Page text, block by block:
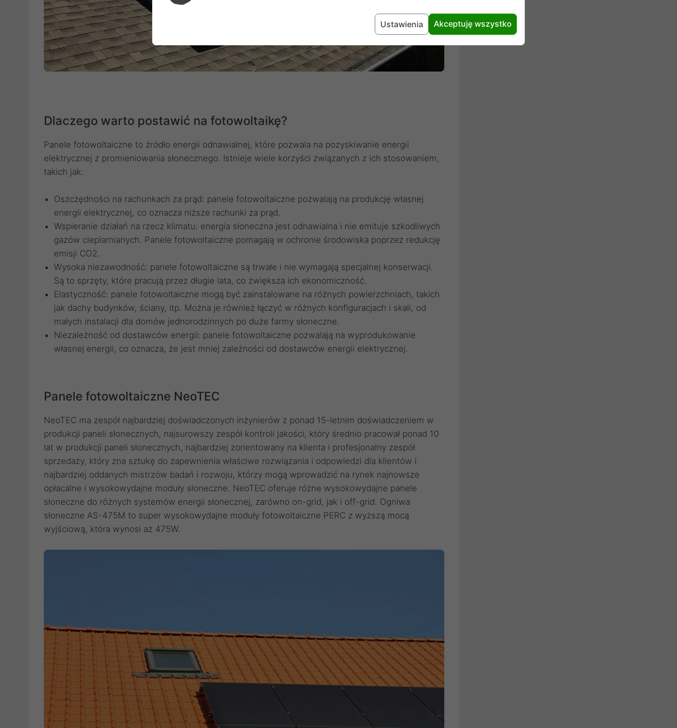
Dlaczego warto postawić na fotowoltaikę?
Panele fotowoltaiczne to źródło energii odnawialnej, które pozwala na pozyskiwanie energii
elektrycznej z promieniowania słonecznego. Istnieje wiele korzyści związanych z ich stosowaniem,
takich jak:
Oszczędności na rachunkach za prąd: panele fotowoltaiczne pozwalają na produkcję własnej
energii elektrycznej, co oznacza niższe rachunki za prąd.
Wspieranie działań na rzecz klimatu: energia słoneczna jest odnawialna i nie emituje szkodliwych
gazów cieplarnianych. Panele fotowoltaiczne pomagają w ochronie środowiska poprzez redukcję
emisji CO2.
Wysoka niezawodność: panele fotowoltaiczne są trwałe i nie wymagają specjalnej konserwacji.
Są to sprzęty, które pracują przez długie lata, co zwiększa ich ekonomiczność.
Elastyczność: panele fotowoltaiczne mogą być zainstalowane na różnych powierzchniach, takich
jak dachy budynków, ściany, itp. Można je również łączyć w różnych konfiguracjach i skali, od
małych instalacji dla domów jednorodzinnych po duże farmy słoneczne.
Niezależność od dostawców energii: panele fotowoltaiczne pozwalają na wyprodukowanie
własnej energii, co oznacza, że jest mniej zależności od dostawców energii elektrycznej.
Panele fotowoltaiczne NeoTEC
NeoTEC ma zespół najbardziej doświadczonych inżynierów z ponad 15-letnim doświadczeniem w
produkcji paneli słonecznych, najsurowszy zespół kontroli jakości, który średnio pracował ponad 10
lat w produkcji paneli słonecznych, najbardziej zorientowany na klienta i profesjonalny zespół
sprzedaży, który zna sztukę do zapewnienia właściwe rozwiązania i odpowiedzi dla klientów i
najbardziej oddanych mistrzów badań i rozwoju, którzy mogą wprowadzić na rynek najnowsze
opłacalne i wysokowydajne moduły słoneczne. NeoTEC oferuje różne wysokowydajne panele
słoneczne do różnych systemów energii słonecznej, zarówno on-grid, jak i off-grid. Ogniwa
słoneczne AS-475M to super wysokowydajne moduły fotowoltaiczne PERC z wyższą mocą
wyjściową, która wynosi aż 475W.
Ustawienia Akceptuję wszystko